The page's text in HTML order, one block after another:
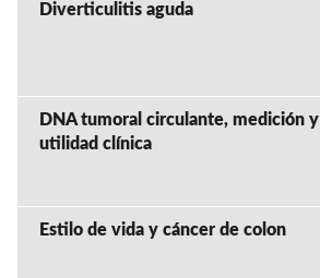
Diverticulitis aguda
DNA tumoral circulante, medición y
utilidad clínica
Estilo de vida y cáncer de colon